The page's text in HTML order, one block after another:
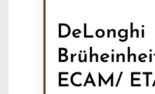
DeLonghi
ECAM/